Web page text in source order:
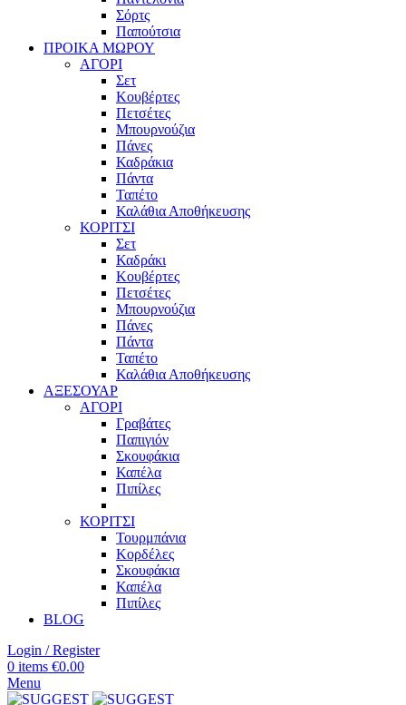
Σόρτς
Παπούτσια
ΠΡΟΙΚΑ ΜΩΡΟΥ
ΑΓΟΡΙ
Σετ
Κουβέρτες
Πετσέτες
Μπουρνούζια
Πάνες
Καδράκια
Πάντα
Ταπέτο
Καλάθια Αποθήκευσης
ΚΟΡΙΤΣΙ
Σετ
Καδράκι
Κουβέρτες
Πετσέτες
Μπουρνούζια
Πάνες
Πάντα
Ταπέτο
Καλάθια Αποθήκευσης
ΑΞΕΣΟΥΑΡ
ΑΓΟΡΙ
Γραβάτες
Παπιγιόν
Σκουφάκια
Καπέλα
Πιπίλες
ΚΟΡΙΤΣΙ
Τουρμπάνια
Κορδέλες
Σκουφάκια
Καπέλα
Πιπίλες
BLOG
Login / Register
0 items €0.00
Menu